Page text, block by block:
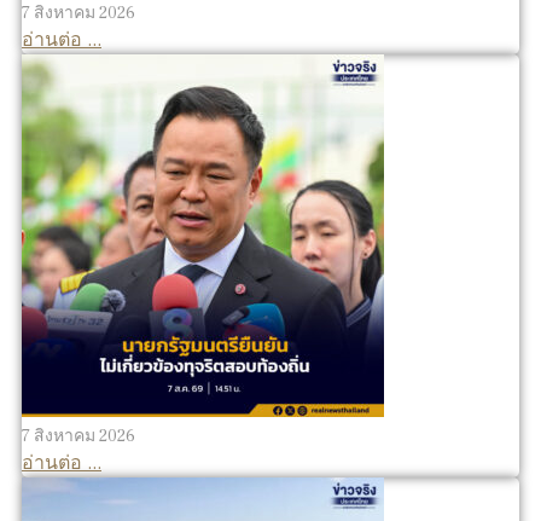
7 สิงหาคม 2026
อ่านต่อ ...
7 สิงหาคม 2026
อ่านต่อ ...